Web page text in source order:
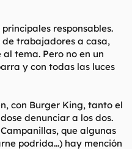
responsables.
trabajadores a casa,
tema. Pero no en un
y con todas las luces
con Burger King, tanto el
denunciar a los dos.
que algunas
podrida...) hay mención